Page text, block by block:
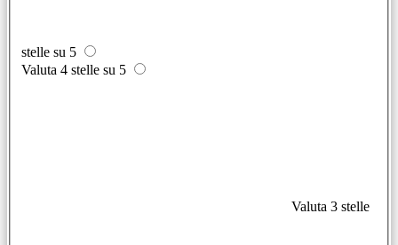
stelle su 5
Valuta 4 stelle su 5
Valuta 3 stelle